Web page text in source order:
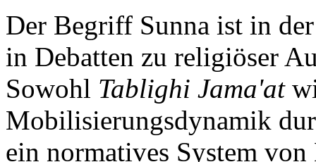
Der Begriff Sunna ist in
in Debatten zu religiöser
Sowohl Tablighi Jama'at
Mobilisierungsdynamik
ein normatives System